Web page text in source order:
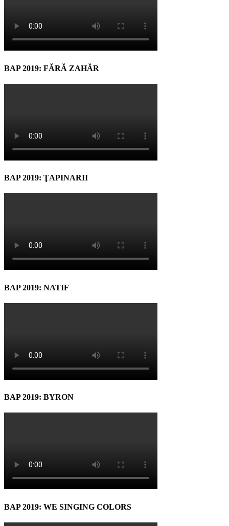
BAP 2019: FĂRĂ ZAHĂR
BAP 2019: ŢAPINARII
BAP 2019: NATIF
BAP 2019: BYRON
BAP 2019: WE SINGING COLORS